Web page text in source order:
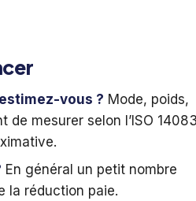
vous ? Mode, poids,
mesurer selon l’ISO
En général un petit nombre
la réduction paie.